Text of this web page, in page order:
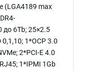
(LGA4189 max
6Tb; 25×2.5
0,1,10; 1*OCP 3.0
2*PCI-E 4.0
1*IPMI 1Gb